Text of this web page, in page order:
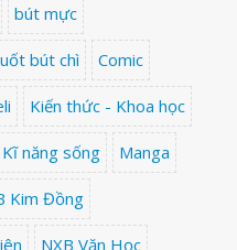
bút mực
bút chì Comic
Kiến thức - Khoa học
Kĩ năng sống Manga
Kim Đồng
NXB Văn Học